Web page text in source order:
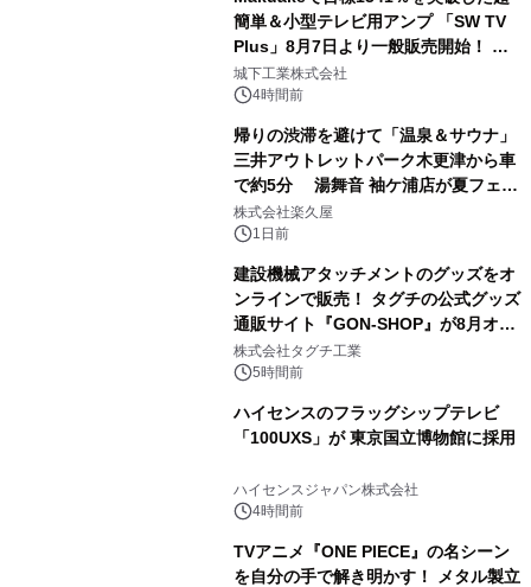
簡単＆小型テレビ用アンプ 「SW TV
Plus」8月7日より一般販売開始！ ケ
ーブル1本つなぐだけ、テレビの音が
ぐっと豊かに
城下工業株式会社
4時間前
帰りの渋滞を避けて「温泉＆サウナ」
三井アウトレットパーク木更津から車
で約5分 湯舞音 袖ケ浦店が夏フェア
メニューを提供
株式会社楽久屋
1日前
建設機械アタッチメントのグッズをオ
ンラインで販売！ タグチの公式グッズ
通販サイト『GON-SHOP』が8月オー
プン
株式会社タグチ工業
5時間前
ハイセンスのフラッグシップテレビ
「100UXS」が 東京国立博物館に採用
ハイセンスジャパン株式会社
4時間前
TVアニメ『ONE PIECE』の名シーン
を自分の手で解き明かす！ メタル製立